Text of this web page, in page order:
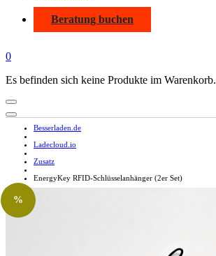
Beratung buchen
0
Es befinden sich keine Produkte im Warenkorb.
Besserladen.de
Ladecloud.io
Zusatz
EnergyKey RFID-Schlüsselanhänger (2er Set)
%